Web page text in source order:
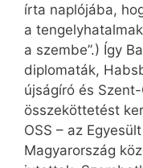
írta naplójába,
a
a szembe”.) Így
diplomaták,
újságíró és
összeköttetést
OSS – az
Magyarország